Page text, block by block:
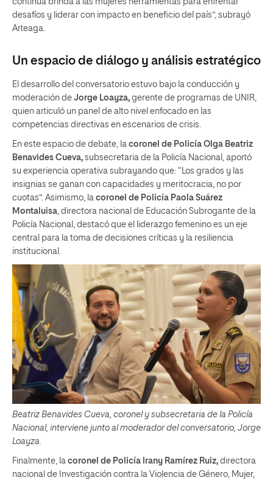
continua brinda a las mujeres herramientas para enfrentar
desafíos y liderar con impacto en beneficio del país”, subrayó
Arteaga.
Un espacio de diálogo y análisis estratégico
El desarrollo del conversatorio estuvo bajo la conducción y
moderación de Jorge Loayza, gerente de programas de UNIR,
quien articuló un panel de alto nivel enfocado en las
competencias directivas en escenarios de crisis.
En este espacio de debate, la coronel de Policía Olga Beatriz
Benavides Cueva, subsecretaria de la Policía Nacional, aportó
su experiencia operativa subrayando que: “Los grados y las
insignias se ganan con capacidades y meritocracia, no por
cuotas”. Asimismo, la coronel de Policía Paola Suárez
Montaluisa, directora nacional de Educación Subrogante de la
Policía Nacional, destacó que el liderazgo femenino es un eje
central para la toma de decisiones críticas y la resiliencia
institucional.
Beatriz Benavides Cueva, coronel y subsecretaria de la Policía
Nacional, interviene junto al moderador del conversatorio, Jorge
Loayza.
Finalmente, la coronel de Policía Irany Ramírez Ruiz, directora
nacional de Investigación contra la Violencia de Género, Mujer,